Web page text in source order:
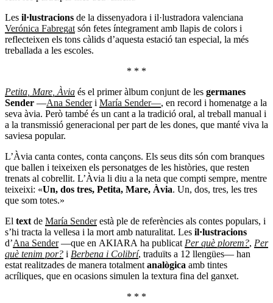
Les il·lustracions de la dissenyadora i il·lustradora valenciana
Verónica Fabregat són fetes íntegrament amb llapis de colors i
reflecteixen els tons càlids d’aquesta estació tan especial, la més
treballada a les escoles.
* * *
Petita, Mare, Àvia és el primer àlbum conjunt de les germanes
Sender —Ana Senderi María Sender—, en record i homenatge a la
seva àvia. Però també és un cant a la tradició oral, al treball manual i
a la transmissió generacional per part de les dones, que manté viva la
saviesa popular.
L’Àvia canta contes, conta cançons. Els seus dits són com branques
que ballen i teixeixen els personatges de les històries, que resten
trenats al cobrellit. L’Àvia li diu a la neta que compti sempre, mentre
teixeixi: «Un, dos tres, Petita, Mare, Àvia. Un, dos, tres, les tres
que som totes.»
El text de María Senderestà ple de referències als contes populars, i
s’hi tracta la vellesa i la mort amb naturalitat. Les il·lustracions
d’Ana Sender—que en AKIARA ha publicat Per què plorem?, Per
què tenim por? i Berbena i Colibrí, traduïts a 12 llengües— han
estat realitzades de manera totalment analògica amb tintes
acríliques, que en ocasions simulen la textura fina del ganxet.
* * *